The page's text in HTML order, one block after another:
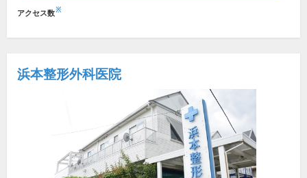
アクセス数※
浜本整形外科医院